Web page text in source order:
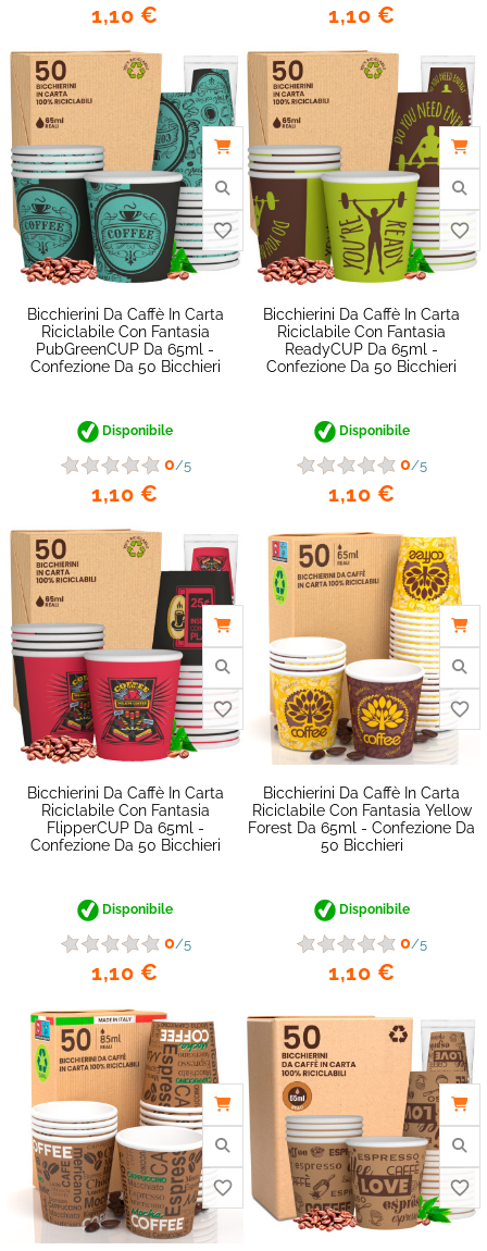
favorite_border
1,10 €
favorite_border
1,10 €
Bicchierini Da Caffè In Carta
Riciclabile Con Fantasia
PubGreenCUP Da 65ml -
Confezione Da 50 Bicchieri
Disponibile
0/5
1,10 €
Bicchierini Da Caffè In Carta
Riciclabile Con Fantasia
ReadyCUP Da 65ml -
Confezione Da 50 Bicchieri
Disponibile
0/5
1,10 €
Bicchierini Da Caffè In Carta
Riciclabile Con Fantasia
FlipperCUP Da 65ml -
Confezione Da 50 Bicchieri
Disponibile
0/5
1,10 €
Bicchierini Da Caffè In Carta
Riciclabile Con Fantasia Yellow
Forest Da 65ml - Confezione Da
50 Bicchieri
Disponibile
0/5
1,10 €